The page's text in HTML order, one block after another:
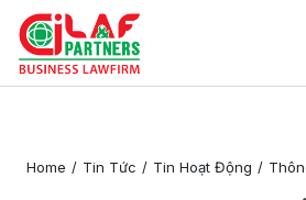
Home Tin Tức Tin Hoạt Động